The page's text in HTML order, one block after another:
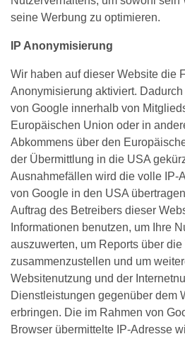
seine Werbung zu optimieren.
IP Anonymisierung
Wir haben auf dieser Website die
Anonymisierung aktiviert.
von Google innerhalb von
Europäischen Union oder in
Abkommens über den
der Übermittlung in die USA
Ausnahmefällen wird die volle IP-
von Google in den USA
Auftrag des Betreibers dieser
Informationen benutzen, um Ihre
auszuwerten, um Reports über
zusammenzustellen und um
Websitenutzung und der
Dienstleistungen gegenüber dem
erbringen. Die im Rahmen von
Browser übermittelte IP-Adresse